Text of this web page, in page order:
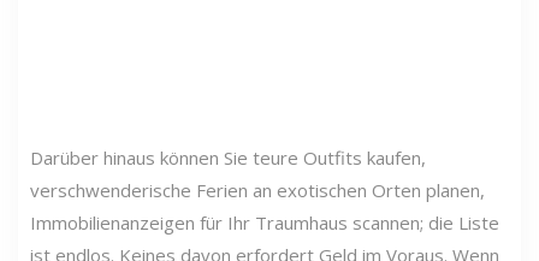
Darüber hinaus können Sie teure Outfits kaufen,
verschwenderische Ferien an exotischen Orten planen,
Immobilienanzeigen für Ihr Traumhaus scannen; die Liste
ist endlos. Keines davon erfordert Geld im Voraus. Wenn